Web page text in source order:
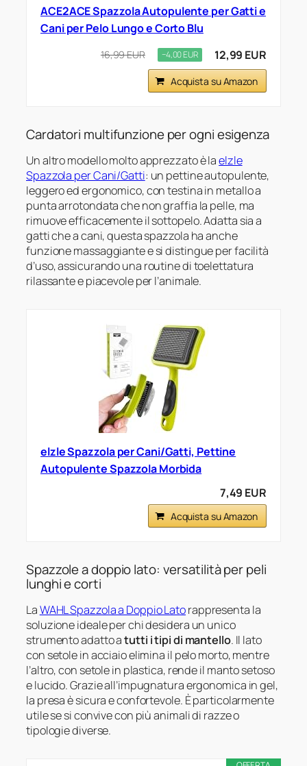
ACE2ACE Spazzola Autopulente per Gatti e
Cani per Pelo Lungo e Corto Blu
16,99 EUR −4,00 EUR 12,99 EUR
Acquista su Amazon
Cardatori multifunzione per ogni esigenza
Un altro modello molto apprezzato è laelzle
Spazzola per Cani/Gatti: un pettine autopulente,
leggero ed ergonomico, con testina in metallo a
punta arrotondata che non graffia la pelle, ma
rimuove efficacemente il sottopelo. Adatta sia a
gatti che a cani, questa spazzola ha anche
funzione massaggiante e si distingue per facilità
d’uso, assicurando una routine di toelettatura
rilassante e piacevole per l’animale.
elzle Spazzola per Cani/Gatti, Pettine
Autopulente Spazzola Morbida
7,49 EUR
Acquista su Amazon
Spazzole a doppio lato: versatilità per peli
lunghi e corti
LaWAHL Spazzola a Doppio Latorappresenta la
soluzione ideale per chi desidera un unico
strumento adatto atutti i tipi di mantello. Il lato
con setole in acciaio elimina il pelo morto, mentre
l’altro, con setole in plastica, rende il manto setoso
e lucido. Grazie all’impugnatura ergonomica in gel,
la presa è sicura e confortevole. È particolarmente
utile se si convive con più animali di razze o
tipologie diverse.